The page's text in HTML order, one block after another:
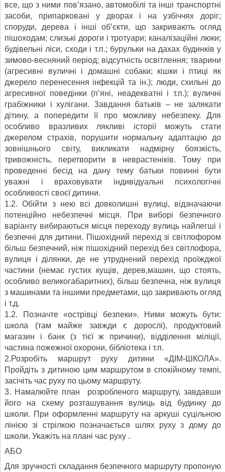
все, що з ними пов’язано, автомобілі та інші транспортні
засоби, припарковані у дворах і на узбіччях доріг;
споруди, дерева і інші об’єкти, що закривають огляд
пішоходам; слизькі дороги і тротуари; каналізаційні люки;
будівельні ліси, сходи і т.п.; бурульки на дахах будинків у
зимово-весняний період; відсутність освітлення; тварини
(агресивні вуличні і домашні собаки; кішки і птиці як
джерело перенесення інфекцій та ін.); люди, схильні до
агресивної поведінки (п’яні, неадекватні і т.п.); вуличні
грабіжники і хулігани. Завдання батьків – не залякати
дітину, а попередити її про можливу небезпеку. Для
особливо вразливих лякливі історії можуть стати
джерелом страхів, порушити нормальну адаптацію до
зовнішнього світу, викликати надмірну боязкість,
тривожність, перетворити в неврастеніків. Тому при
проведенні бесід на дану тему батьки повинні бути
уважні і враховувати індивідуальні психологічні
особливості своєї дитини.
1.2. Обійти з нею всі довколишні вулиці, відзначаючи
потенційно небезпечні місця. При виборі безпечного
варіанту вибираються місця переходу вулиць найлегші і
безпечні для дитини. Пішохідний перехід зі світлофором
більш безпечний, ніж пішохідний перехід без світлофора,
вулиця і ділянки, де не утруднений перехід проїжджої
частини (немає густих кущів, дерев,машин, що стоять,
особливо великогабаритних), більш безпечна, ніж вулиця
з машинами та іншими предметами, що закривають огляд
і т.д.
1.2. Позначте «острівці безпеки». Ними можуть бути:
школа (там майже завжди є дорослі), продуктовий
магазин і банк (з тієї ж причини), відділення міліції,
частина пожежної охорони, бібліотека і т.п.
2.Розробіть маршрут руху дитини «ДІМ-ШКОЛА».
Пройдіть з дитиною цим маршрутом в спокійному темпі,
засічіть час руху по цьому маршруту.
3. Намалюйте план розробленого маршруту, завдавши
його на схему розташування вулиць від будинку до
школи. При оформленні маршруту на аркуші суцільною
лінією зі стрілкою позначається шлях руху з дому до
школи. Укажіть на плані час руху .
АБО
Для зручності складання безпечного маршруту пропоную